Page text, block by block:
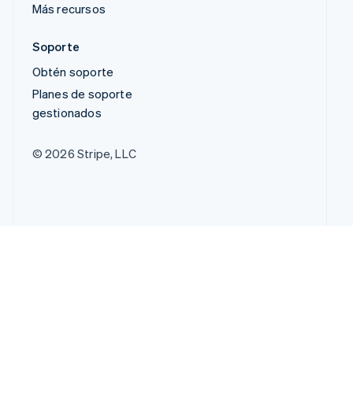
Más recursos
Soporte
Obtén soporte
Planes de soporte
gestionados
© 2026 Stripe, LLC